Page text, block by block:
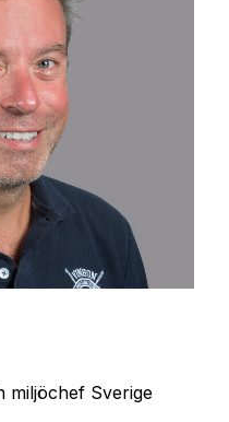
miljöchef Sverige